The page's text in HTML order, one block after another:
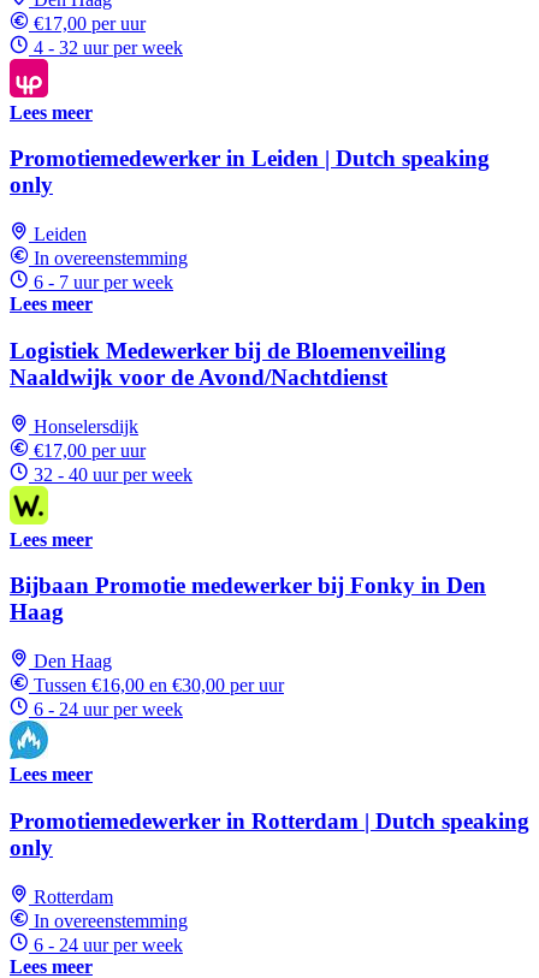
€17,00 per uur
4 - 32 uur per week
Lees meer
Promotiemedewerker in Leiden | Dutch speaking
only
Leiden
In overeenstemming
6 - 7 uur per week
Lees meer
Logistiek Medewerker bij de Bloemenveiling
Naaldwijk voor de Avond/Nachtdienst
Honselersdijk
€17,00 per uur
32 - 40 uur per week
Lees meer
Bijbaan Promotie medewerker bij Fonky in Den
Haag
Den Haag
Tussen €16,00 en €30,00 per uur
6 - 24 uur per week
Lees meer
Promotiemedewerker in Rotterdam | Dutch speaking
only
Rotterdam
In overeenstemming
6 - 24 uur per week
Lees meer